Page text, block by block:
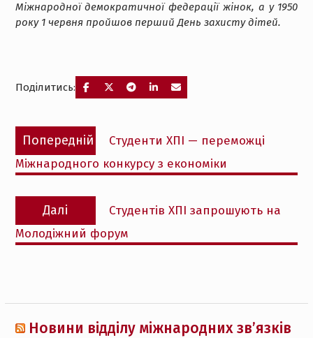
Міжнародної демократичної федерації жінок, а у 1950
року 1 червня пройшов перший День захисту дітей.
Поділитись:
Навігація
записів
Попередній
Попередній
запис:
Студенти ХПІ — переможці
Міжнародного конкурсу з економіки
Далі
Наступний
запис:
Студентів ХПІ запрошують на
Молодіжний форум
Новини відділу міжнародних зв’язків